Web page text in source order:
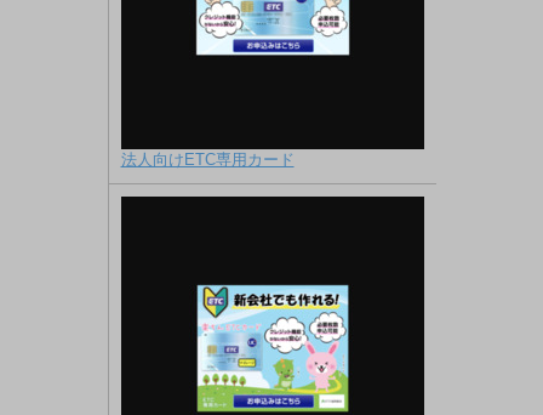
法人向けETC専用カード